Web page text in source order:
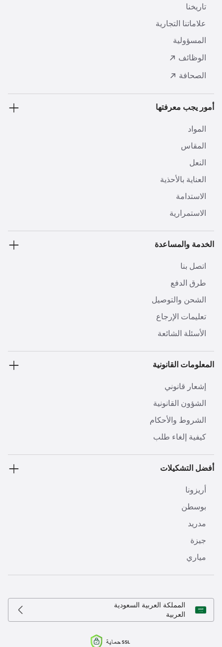
تاريخنا
علاماتنا التجارية
المسؤولية
الوظائف
الصحافة
أمور يجب معرفتها
المواد
المقاس
النعل
العناية بالأحذية
الاستدامة
الاستمرارية
الخدمة والمساعدة
اتصل بنا
طرق الدفع
الشحن والتوصيل
تعليمات الإرجاع
الأسئلة الشائعة
المعلومات القانونية
إشعار قانوني
الشؤون القانونية
الشروط والأحكام
كيفية إلغاء طلب
أفضل التشكيلات
أريزونا
بوسطن
مدريد
جيزة
مياري
المملكة العربية السعودية
العربية